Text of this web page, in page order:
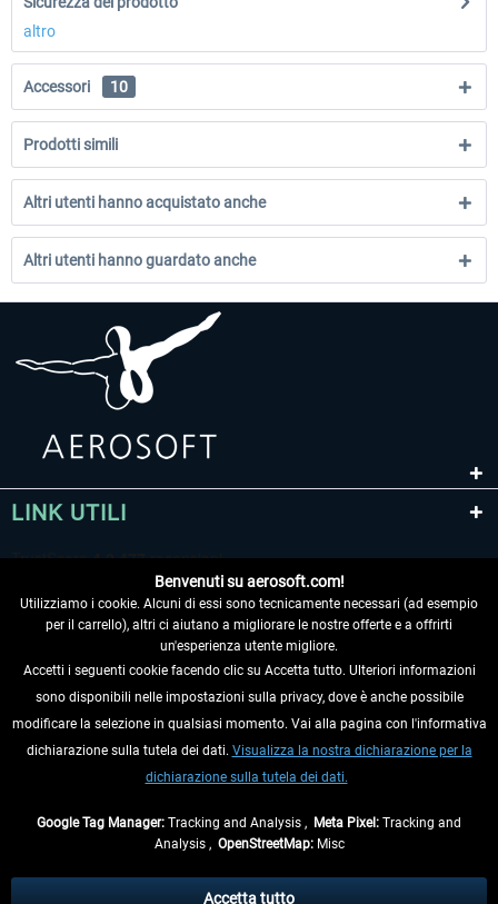
altro
Accessori 10
Prodotti simili
Altri utenti hanno acquistato anche
Altri utenti hanno guardato anche
LINK UTILI
RECEDERE DAL CONTRATTO
INFORMAZIONI
eventualmente le spese di spedizione, se non diversamente descritto.
Benvenuti su aerosoft.com!
Utilizziamo i cookie. Alcuni di essi sono tecnicamente necessari (ad esempio
per il carrello), altri ci aiutano a migliorare le nostre offerte e a offrirti
un'esperienza utente migliore.
Accetti i seguenti cookie facendo clic su Accetta tutto. Ulteriori informazioni
sono disponibili nelle impostazioni sulla privacy, dove è anche possibile
modificare la selezione in qualsiasi momento. Vai alla pagina con l'informativa
dichiarazione sulla tutela dei dati. Visualizza la nostra dichiarazione per la
dichiarazione sulla tutela dei dati.
Google Tag Manager: Tracking and Analysis , Meta Pixel: Tracking and
Analysis , OpenStreetMap:Misc
Accetta tutto